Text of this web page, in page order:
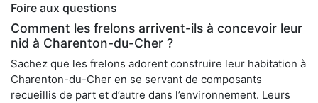
Foire aux questions
Comment les frelons arrivent-ils à concevoir leur
nid à Charenton-du-Cher ?
Sachez que les frelons adorent construire leur habitation à
Charenton-du-Cher en se servant de composants
recueillis de part et d’autre dans l’environnement. Leurs